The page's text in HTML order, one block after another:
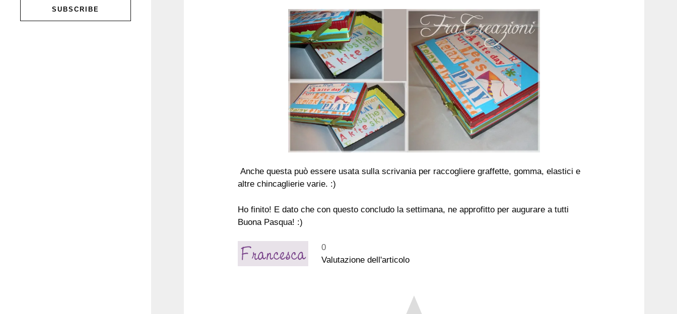
Anche questa può essere usata sulla scrivania per raccogliere graffette, gomma, elastici e
altre chincaglierie varie. :)
Ho finito! E dato che con questo concludo la settimana, ne approfitto per augurare a tutti
Buona Pasqua! :)
0
Valutazione dell'articolo